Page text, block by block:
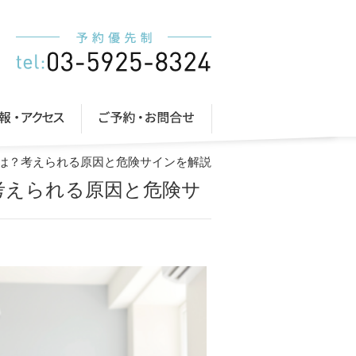
？考えられる原因と危険サインを解説
られる原因と危険サ